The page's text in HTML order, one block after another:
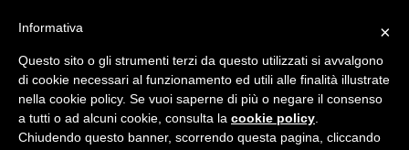
1
×
Informativa
Questo sito o gli strumenti terzi da questo utilizzati si avvalgono
di cookie necessari al funzionamento ed utili alle finalità illustrate
nella cookie policy. Se vuoi saperne di più o negare il consenso
a tutti o ad alcuni cookie, consulta la cookie policy
Chiudendo questo banner, scorrendo questa pagina, cliccando